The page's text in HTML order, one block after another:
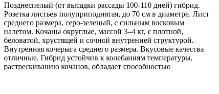
Позднеспелый (от высадки рассады 100-110 дней) гибрид.
Розетка листьев полуприподнятая, до 70 см в диаметре. Лист
среднего размера, серо-­зеленый, с сильным восковым
налетом. Кочаны округлые, массой 3–4 кг, с плотной,
беловатой, хрустящей и сочной внутренней структурой.
Внутренняя кочерыга среднего размера. Вкусовые качества
отличные. Гибрид устойчив к колебаниям температуры,
растрескиванию кочанов, обладает способностью